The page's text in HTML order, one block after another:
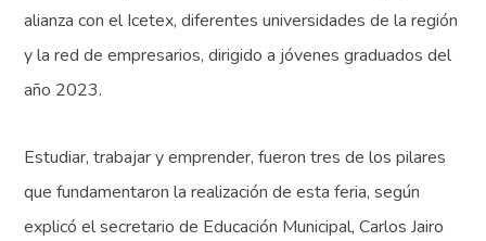
alianza con el Icetex, diferentes universidades de la región
y la red de empresarios, dirigido a jóvenes graduados del
año 2023.
Estudiar, trabajar y emprender, fueron tres de los pilares
que fundamentaron la realización de esta feria, según
explicó el secretario de Educación Municipal, Carlos Jairo